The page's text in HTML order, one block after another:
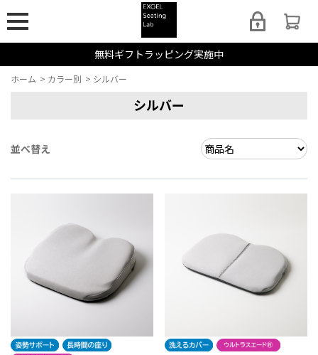
無料ギフトラッピング実施中
シルバー
並べ替え
ホーム > カラー別 > シルバー